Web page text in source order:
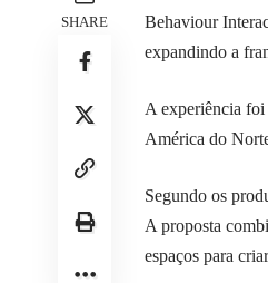
SHARE
Behaviour
expandindo a
A experiência
América do
Segundo os
A proposta
espaços para